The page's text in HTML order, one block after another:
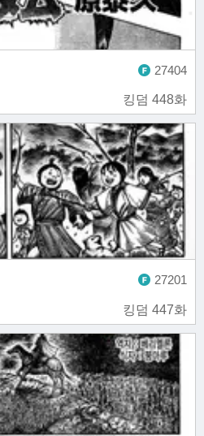
킹덤 448화
27404
킹덤 447화
27201